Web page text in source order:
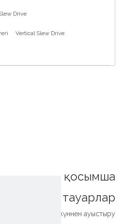
Drive
Vertical Slew Drive
қосымша
тауарлар